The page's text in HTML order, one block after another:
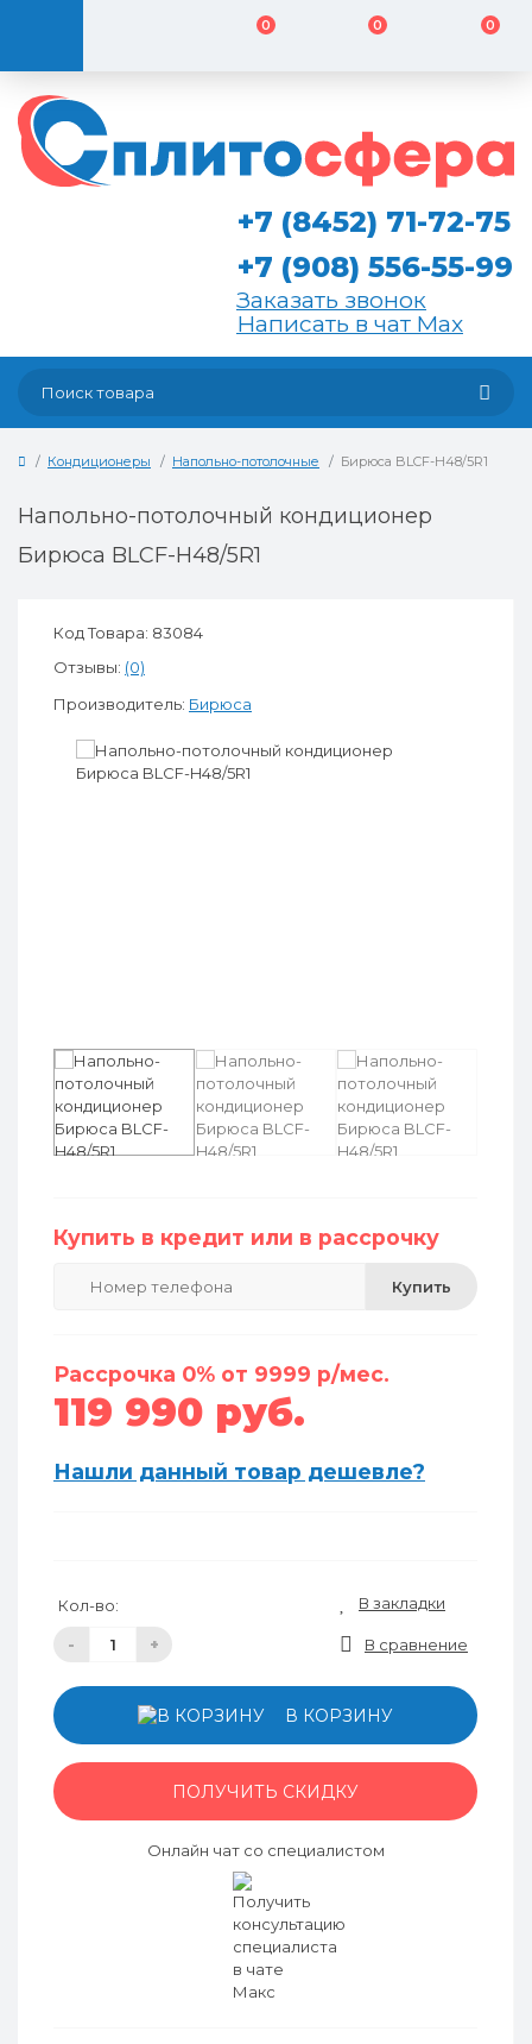
0 0 0
+7 (8452) 71-72-75
+7 (908) 556-55-99
Заказать звонок
Написать в чат Max
Кондиционеры Напольно-потолочные Бирюса BLCF-H48/5R1
Напольно-потолочный кондиционер
Бирюса BLCF-H48/5R1
Код Товара: 83084
Отзывы: (0)
Производитель: Бирюса
Купить в кредит или в рассрочку
Купить
Рассрочка 0% от 9999 р/мес.
119 990 руб.
Нашли данный товар дешевле?
Кол-во:
- +
В закладки
В сравнение
В КОРЗИНУ
ПОЛУЧИТЬ СКИДКУ
Онлайн чат со специалистом